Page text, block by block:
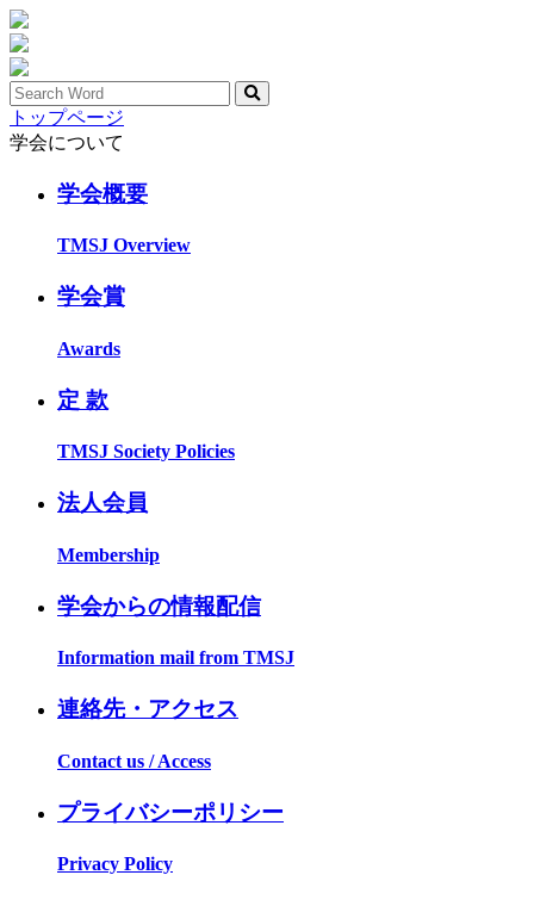
トップページ
学会について
学会概要
TMSJ Overview
学会賞
Awards
定 款
TMSJ Society Policies
法人会員
Membership
学会からの情報配信
Information mail from TMSJ
連絡先・アクセス
Contact us / Access
プライバシーポリシー
Privacy Policy